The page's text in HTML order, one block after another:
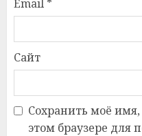
Email *
Сайт
Сохранить моё имя,
этом браузере для